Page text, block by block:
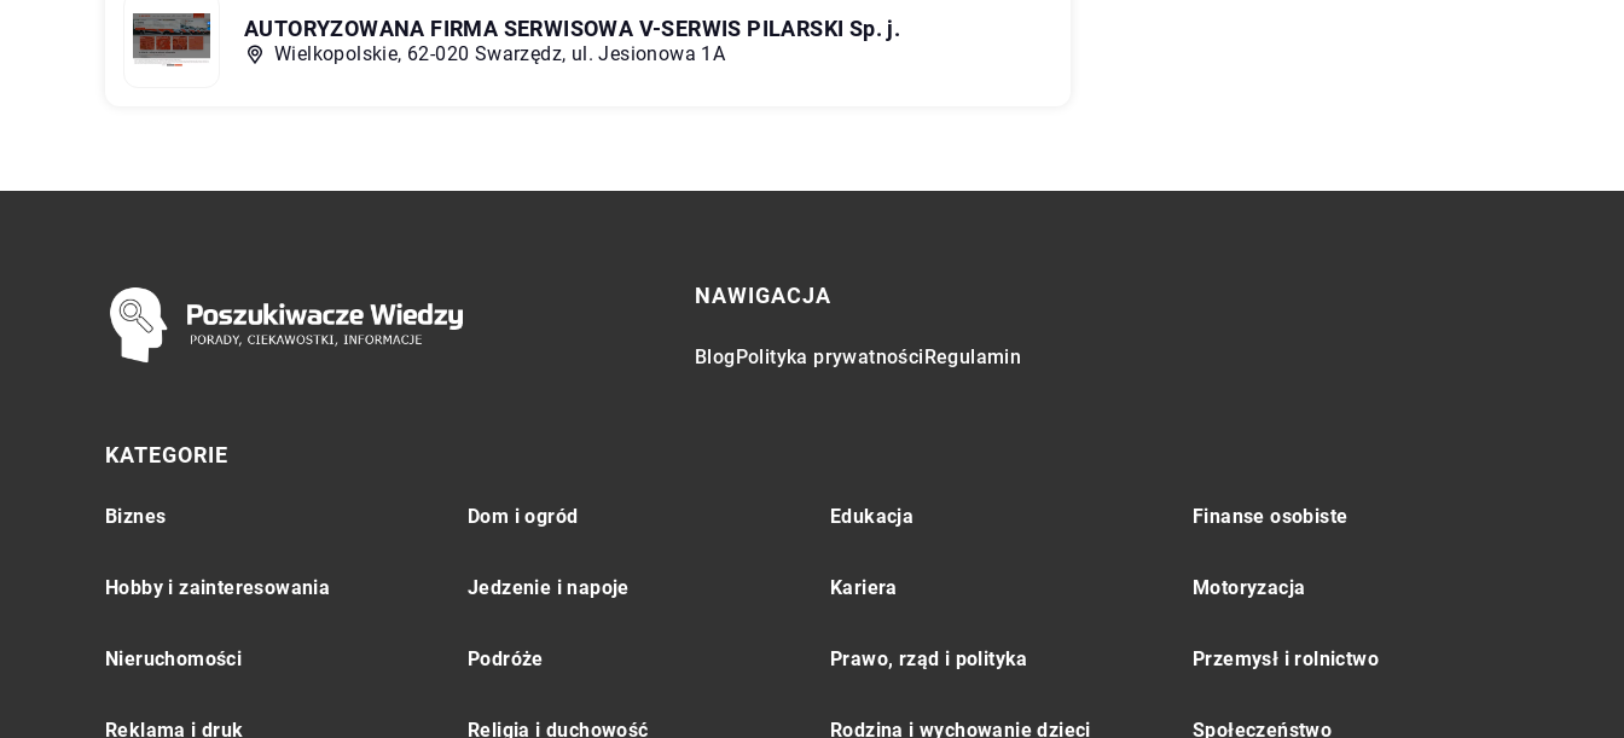
AUTORYZOWANA FIRMA SERWISOWA V-SERWIS PILARSKI Sp. j.
Wielkopolskie, 62-020 Swarzędz, ul. Jesionowa 1A
NAWIGACJA
BlogPolityka prywatnościRegulamin
KATEGORIE
Biznes Dom i ogród Edukacja Finanse osobiste
Hobby i zainteresowania Jedzenie i napoje Kariera Motoryzacja
Nieruchomości Podróże Prawo, rząd i polityka Przemysł i rolnictwo
Reklama i druk Religia i duchowość Rodzina i wychowanie dzieci Społeczeństwo